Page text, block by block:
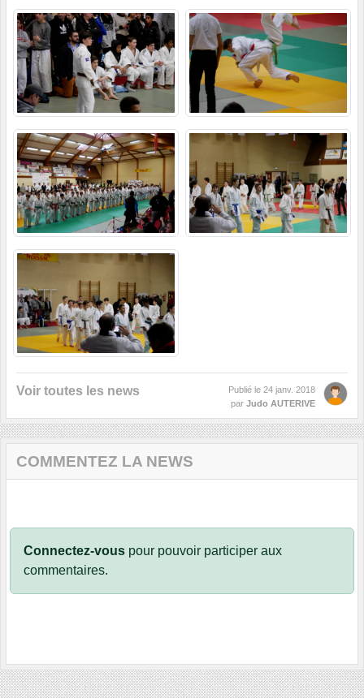
Voir toutes les news Publié le 24 janv. 2018
par Judo AUTERIVE
COMMENTEZ LA NEWS
Connectez-vous pour pouvoir participer aux
commentaires.